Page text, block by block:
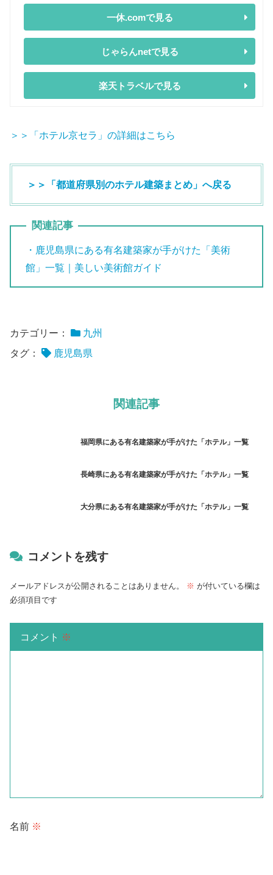
一休.comで見る
じゃらんnetで見る
楽天トラベルで見る
＞＞「ホテル京セラ」の詳細はこちら
＞＞「都道府県別のホテル建築まとめ」へ戻る
関連記事
・鹿児島県にある有名建築家が手がけた「美術
館」一覧｜美しい美術館ガイド
カテゴリー：
九州
タグ：
鹿児島県
関連記事
福岡県にある有名建築家が手がけた「ホテル」一覧
長崎県にある有名建築家が手がけた「ホテル」一覧
大分県にある有名建築家が手がけた「ホテル」一覧
コメントを残す
メールアドレスが公開されることはありません。 ※ が付いている欄は
必須項目です
コメント ※
名前 ※